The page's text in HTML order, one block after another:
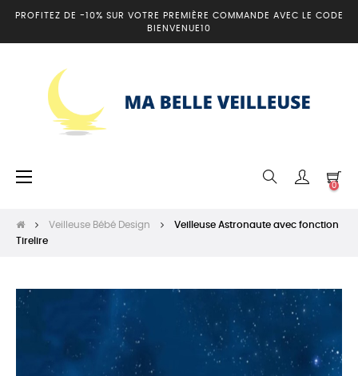
PROFITEZ DE -10% SUR VOTRE PREMIÈRE COMMANDE AVEC LE CODE
BIENVENUE10
Basculer
☰
0
Veilleuse Bébé Design
Veilleuse Astronaute avec fonction
Tirelire